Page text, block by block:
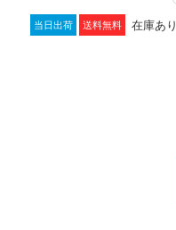
当日出荷 送料無料 在庫あり